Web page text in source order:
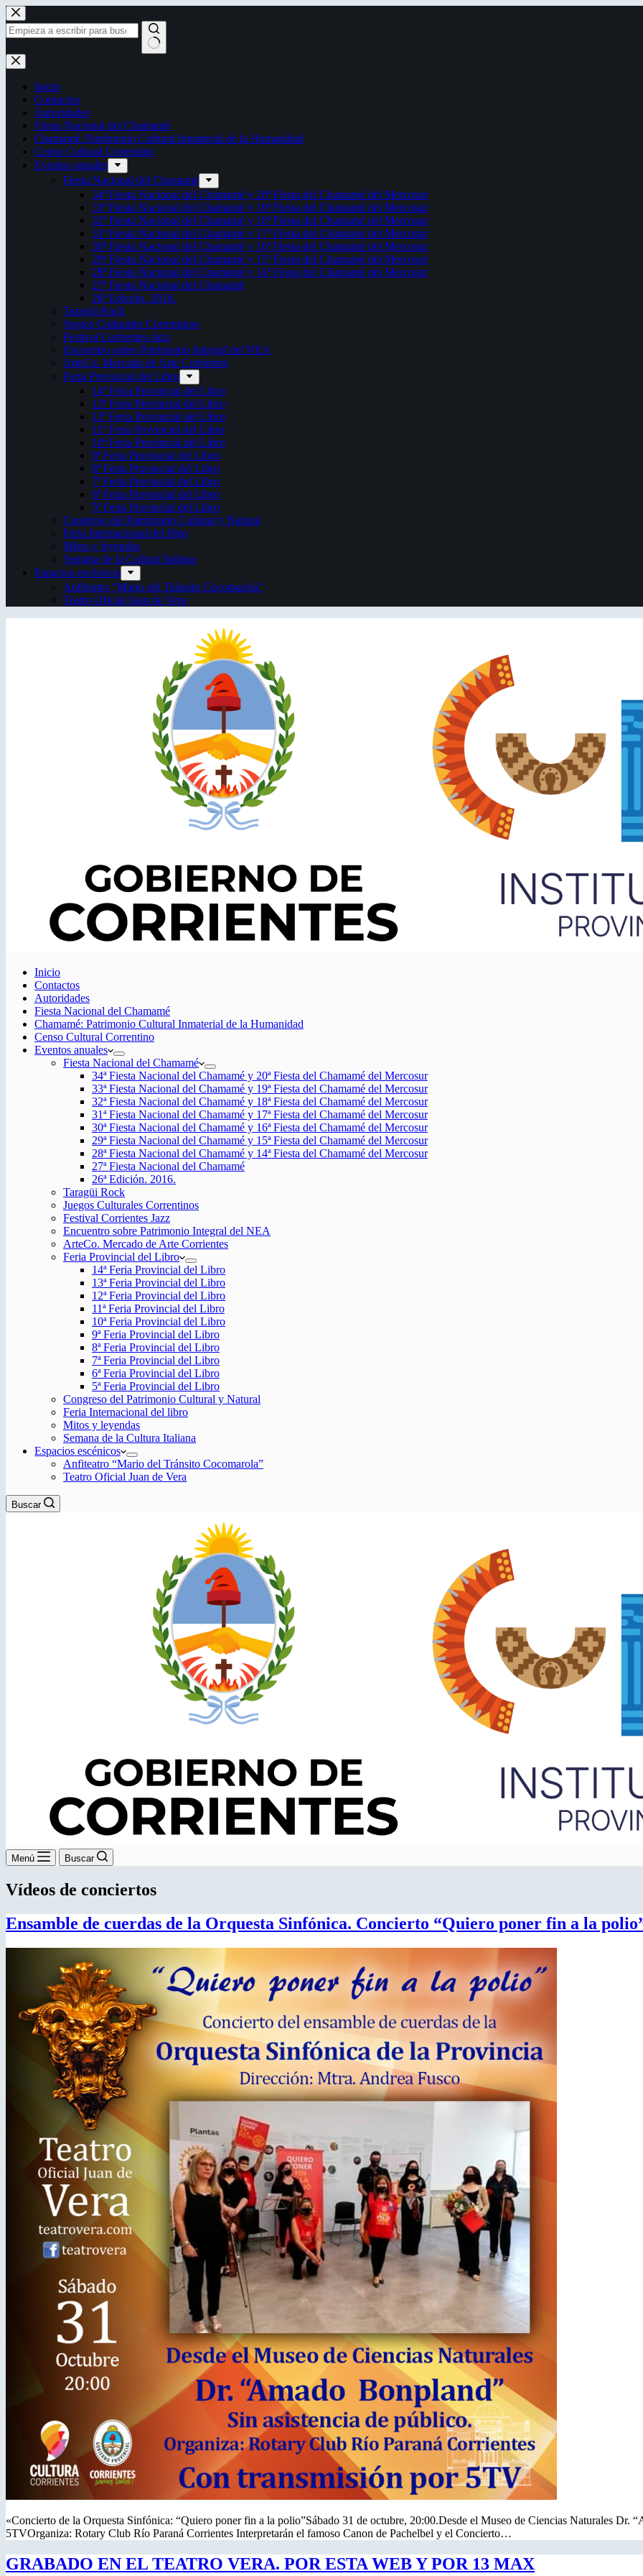
Saltar
al
contenido
Sin
resultados
Inicio
Contactos
Autoridades
Fiesta Nacional del Chamamé
Chamamé: Patrimonio Cultural Inmaterial de la Humanidad
Censo Cultural Correntino
Eventos anuales
Fiesta Nacional del Chamamé
34ª Fiesta Nacional del Chamamé y 20ª Fiesta del Chamamé del Mercosur
33ª Fiesta Nacional del Chamamé y 19ª Fiesta del Chamamé del Mercosur
32ª Fiesta Nacional del Chamamé y 18ª Fiesta del Chamamé del Mercosur
31ª Fiesta Nacional del Chamamé y 17ª Fiesta del Chamamé del Mercosur
30ª Fiesta Nacional del Chamamé y 16ª Fiesta del Chamamé del Mercosur
29ª Fiesta Nacional del Chamamé y 15ª Fiesta del Chamamé del Mercosur
28ª Fiesta Nacional del Chamamé y 14ª Fiesta del Chamamé del Mercosur
27ª Fiesta Nacional del Chamamé
26ª Edición. 2016.
Taragüi Rock
Juegos Culturales Correntinos
Festival Corrientes Jazz
Encuentro sobre Patrimonio Integral del NEA
ArteCo. Mercado de Arte Corrientes
Feria Provincial del Libro
14ª Feria Provincial del Libro
13ª Feria Provincial del Libro
12ª Feria Provincial del Libro
11ª Feria Provincial del Libro
10ª Feria Provincial del Libro
9ª Feria Provincial del Libro
8ª Feria Provincial del Libro
7ª Feria Provincial del Libro
6ª Feria Provincial del Libro
5ª Feria Provincial del Libro
Congreso del Patrimonio Cultural y Natural
Feria Internacional del libro
Mitos y leyendas
Semana de la Cultura Italiana
Espacios escénicos
Anfiteatro “Mario del Tránsito Cocomarola”
Teatro Oficial Juan de Vera
Inicio
Contactos
Autoridades
Fiesta Nacional del Chamamé
Chamamé: Patrimonio Cultural Inmaterial de la Humanidad
Censo Cultural Correntino
Eventos anuales
Fiesta Nacional del Chamamé
34ª Fiesta Nacional del Chamamé y 20ª Fiesta del Chamamé del Mercosur
33ª Fiesta Nacional del Chamamé y 19ª Fiesta del Chamamé del Mercosur
32ª Fiesta Nacional del Chamamé y 18ª Fiesta del Chamamé del Mercosur
31ª Fiesta Nacional del Chamamé y 17ª Fiesta del Chamamé del Mercosur
30ª Fiesta Nacional del Chamamé y 16ª Fiesta del Chamamé del Mercosur
29ª Fiesta Nacional del Chamamé y 15ª Fiesta del Chamamé del Mercosur
28ª Fiesta Nacional del Chamamé y 14ª Fiesta del Chamamé del Mercosur
27ª Fiesta Nacional del Chamamé
26ª Edición. 2016.
Taragüi Rock
Juegos Culturales Correntinos
Festival Corrientes Jazz
Encuentro sobre Patrimonio Integral del NEA
ArteCo. Mercado de Arte Corrientes
Feria Provincial del Libro
14ª Feria Provincial del Libro
13ª Feria Provincial del Libro
12ª Feria Provincial del Libro
11ª Feria Provincial del Libro
10ª Feria Provincial del Libro
9ª Feria Provincial del Libro
8ª Feria Provincial del Libro
7ª Feria Provincial del Libro
6ª Feria Provincial del Libro
5ª Feria Provincial del Libro
Congreso del Patrimonio Cultural y Natural
Feria Internacional del libro
Mitos y leyendas
Semana de la Cultura Italiana
Espacios escénicos
Anfiteatro “Mario del Tránsito Cocomarola”
Teatro Oficial Juan de Vera
Buscar
Menú Buscar
Vídeos de conciertos
Ensamble de cuerdas de la Orquesta Sinfónica. Concierto “Quiero poner fin a la
«Concierto de la Orquesta Sinfónica: “Quiero poner fin a la polio”Sábado 31 de octubre, 20:00.Desde el Museo de Ciencias Naturales Dr.
5TVOrganiza: Rotary Club Río Paraná Corrientes Interpretarán el famoso Canon de Pachelbel y el Concierto…
GRABADO EN EL TEATRO VERA. POR ESTA WEB Y POR 13 MAX